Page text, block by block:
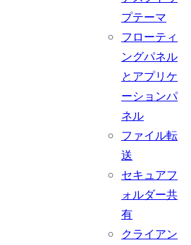
プテーマ
フローティ
ングパネル
とアプリケ
ーションパ
ネル
ファイル転
送
セキュアフ
ォルダー共
有
クライアン